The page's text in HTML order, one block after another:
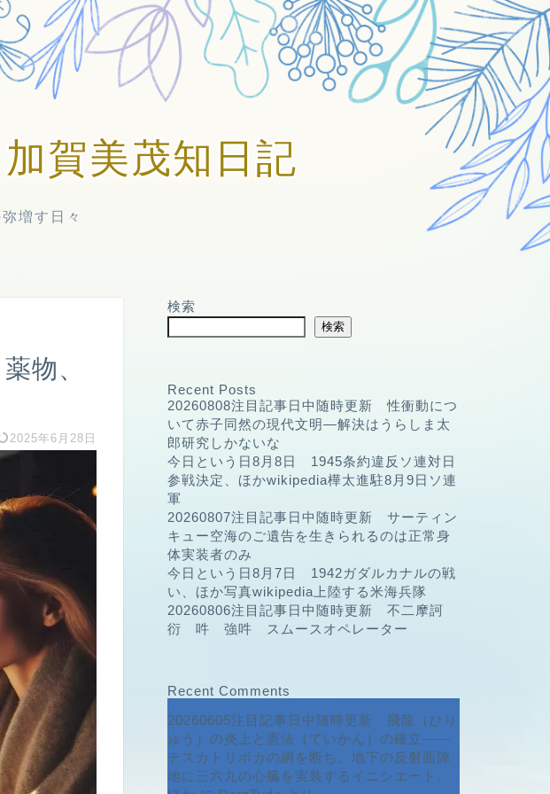
賀美茂知日記
増す日々
物、
2025年6月28日
検索
検索
Recent Posts
20260808注目記事日中随時更新 性衝動につ
いて赤子同然の現代文明—解決はうらしま太
郎研究しかないな
今日という日8月8日 1945条約違反ソ連対日
参戦決定、ほかwikipedia樺太進駐8月9日ソ連
軍
20260807注目記事日中随時更新 サーティン
キュー空海のご遺告を生きられるのは正常身
体実装者のみ
今日という日8月7日 1942ガダルカナルの戦
い、ほか写真wikipedia上陸する米海兵隊
20260806注目記事日中随時更新 不二摩訶
衍 吽 強吽 スムースオペレーター
Recent Comments
20260605注目記事日中随時更新 飛龍（ひり
ゅう）の炎上と憲法（ていかん）の確立――
テスカトリポカの網を断ち、地下の反射面陣
地に三六九の心臓を実装するイニシエート、